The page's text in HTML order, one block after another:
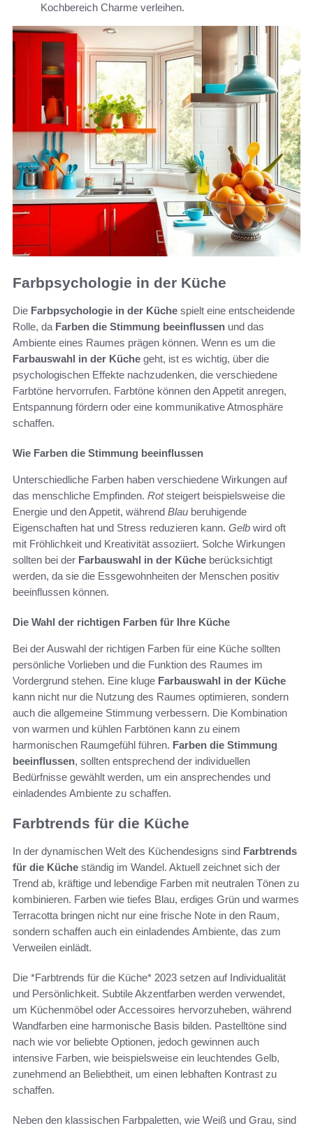
Kochbereich Charme verleihen.
Farbpsychologie in der Küche
Die Farbpsychologie in der Küche spielt eine entscheidende
Rolle, da Farben die Stimmung beeinflussen und das
Ambiente eines Raumes prägen können. Wenn es um die
Farbauswahl in der Küche geht, ist es wichtig, über die
psychologischen Effekte nachzudenken, die verschiedene
Farbtöne hervorrufen. Farbtöne können den Appetit anregen,
Entspannung fördern oder eine kommunikative Atmosphäre
schaffen.
Wie Farben die Stimmung beeinflussen
Unterschiedliche Farben haben verschiedene Wirkungen auf
das menschliche Empfinden. Rotsteigert beispielsweise die
Energie und den Appetit, während Blau beruhigende
Eigenschaften hat und Stress reduzieren kann. Gelb wird oft
mit Fröhlichkeit und Kreativität assoziiert. Solche Wirkungen
sollten bei der Farbauswahl in der Küche berücksichtigt
werden, da sie die Essgewohnheiten der Menschen positiv
beeinflussen können.
Die Wahl der richtigen Farben für Ihre Küche
Bei der Auswahl der richtigen Farben für eine Küche sollten
persönliche Vorlieben und die Funktion des Raumes im
Vordergrund stehen. Eine kluge Farbauswahl in der Küche
kann nicht nur die Nutzung des Raumes optimieren, sondern
auch die allgemeine Stimmung verbessern. Die Kombination
von warmen und kühlen Farbtönen kann zu einem
harmonischen Raumgefühl führen. Farben die Stimmung
beeinflussen, sollten entsprechend der individuellen
Bedürfnisse gewählt werden, um ein ansprechendes und
einladendes Ambiente zu schaffen.
Farbtrends für die Küche
In der dynamischen Welt des Küchendesigns sind Farbtrends
für die Küche ständig im Wandel. Aktuell zeichnet sich der
Trend ab, kräftige und lebendige Farben mit neutralen Tönen zu
kombinieren. Farben wie tiefes Blau, erdiges Grün und warmes
Terracotta bringen nicht nur eine frische Note in den Raum,
sondern schaffen auch ein einladendes Ambiente, das zum
Verweilen einlädt.
Die *Farbtrends für die Küche* 2023 setzen auf Individualität
und Persönlichkeit. Subtile Akzentfarben werden verwendet,
um Küchenmöbel oder Accessoires hervorzuheben, während
Wandfarben eine harmonische Basis bilden. Pastelltöne sind
nach wie vor beliebte Optionen, jedoch gewinnen auch
intensive Farben, wie beispielsweise ein leuchtendes Gelb,
zunehmend an Beliebtheit, um einen lebhaften Kontrast zu
schaffen.
Neben den klassischen Farbpaletten, wie Weiß und Grau, sind